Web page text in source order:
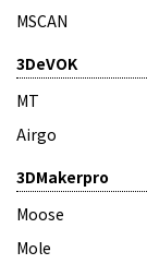
MSCAN
3DeVOK
MT
Airgo
3DMakerpro
Moose
Mole